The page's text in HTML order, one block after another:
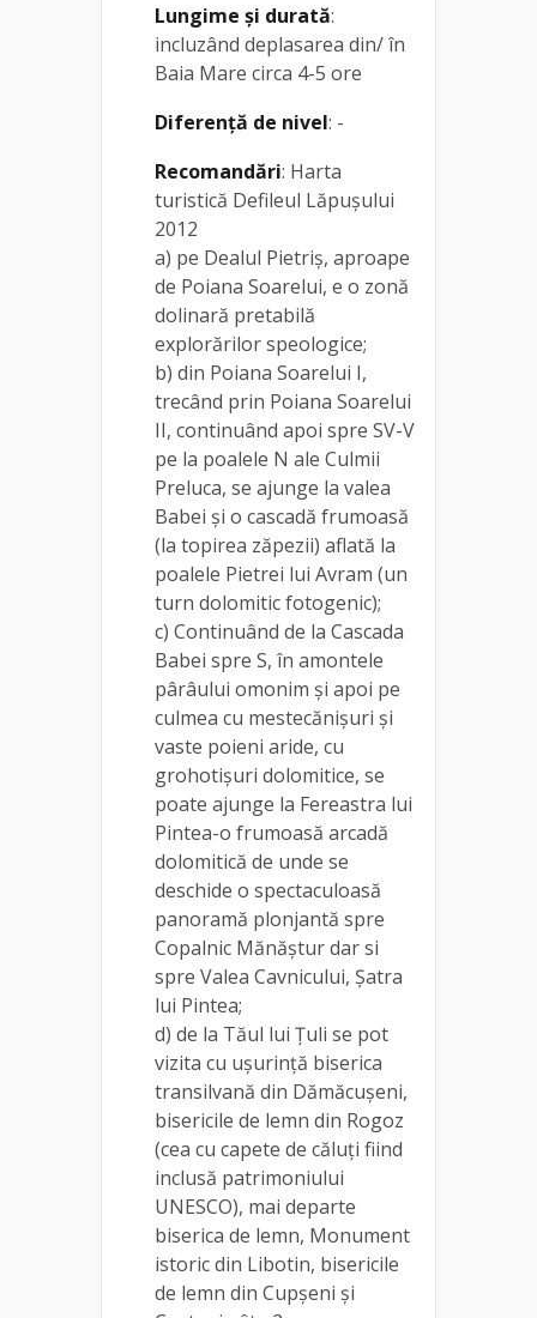
Lungime și durată:
incluzând deplasarea din/ în
Baia Mare circa 4-5 ore
Diferență de nivel: -
Recomandări: Harta
turistică Defileul Lăpușului
2012
a) pe Dealul Pietriș, aproape
de Poiana Soarelui, e o zonă
dolinară pretabilă
explorărilor speologice;
b) din Poiana Soarelui I,
trecând prin Poiana Soarelui
II, continuând apoi spre SV-V
pe la poalele N ale Culmii
Preluca, se ajunge la valea
Babei și o cascadă frumoasă
(la topirea zăpezii) aflată la
poalele Pietrei lui Avram (un
turn dolomitic fotogenic);
c) Continuând de la Cascada
Babei spre S, în amontele
pârâului omonim și apoi pe
culmea cu mestecănișuri și
vaste poieni aride, cu
grohotișuri dolomitice, se
poate ajunge la Fereastra lui
Pintea-o frumoasă arcadă
dolomitică de unde se
deschide o spectaculoasă
panoramă plonjantă spre
Copalnic Mănăștur dar si
spre Valea Cavnicului, Șatra
lui Pintea;
d) de la Tăul lui Țuli se pot
vizita cu ușurință biserica
transilvană din Dămăcușeni,
bisericile de lemn din Rogoz
(cea cu capete de căluți fiind
inclusă patrimoniului
UNESCO), mai departe
biserica de lemn, Monument
istoric din Libotin, bisericile
de lemn din Cupșeni și